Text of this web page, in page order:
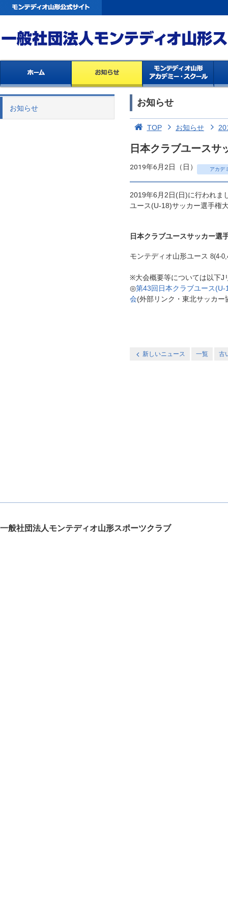
お知らせ
お知らせ
TOP お知らせ
日本クラブユースサ
2019年6月2日（日） アカデ
2019年6月2日(日)に行われま
ユース(U-18)サッカー選手権
日本クラブユースサッカー選
モンテディオ山形ユース 8(4-
※大会概要等については以下J
◎第43回日本クラブユース
会(外部リンク・東北サッカー
新しいニュース 一覧 古
一般社団法人モンテディオ山形スポーツクラブ